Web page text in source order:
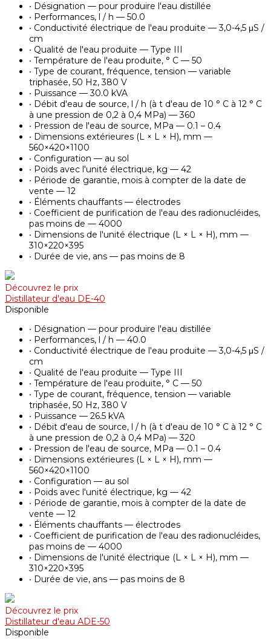
• Désignation — pour produire l'eau distillée
• Performances, l / h — 50.0
• Conductivité électrique de l'eau produite — 3,0-4,5 μS /
cm
• Qualité de l'eau produite — Type III
• Température de l'eau produite, ° С — 50
• Type de courant, fréquence, tension — variable
triphasée, 50 Hz, 380 V
• Puissance — 30.0 kVA
• Débit d'eau de source, l / h (à t d'eau de 10 ° С à 12 ° С
à une pression de 0,2 à 0,4 MPa) — 360
• Pression de l'eau de source, MPa — 0.1 – 0.4
• Dimensions extérieures (L × L × H), mm —
560×420×1100
• Configuration — au sol
• Poids avec l'unité électrique, kg — 42
• Période de garantie, mois à compter de la date de
vente — 12
• Éléments chauffants — électrodes
• Coefficient de purification de l'eau des radionucléides,
pas moins de — 4000
• Dimensions de l'unité électrique (L × L × H), mm —
310×220×395
• Durée de vie, ans — pas moins de 8
Découvrez le prix
Distillateur d'eau DE-40
Disponible
• Désignation — pour produire l'eau distillée
• Performances, l / h — 40.0
• Conductivité électrique de l'eau produite — 3,0-4,5 μS /
cm
• Qualité de l'eau produite — Type III
• Température de l'eau produite, ° С — 50
• Type de courant, fréquence, tension — variable
triphasée, 50 Hz, 380 V
• Puissance — 26.5 kVA
• Débit d'eau de source, l / h (à t d'eau de 10 ° С à 12 ° С
à une pression de 0,2 à 0,4 MPa) — 320
• Pression de l'eau de source, MPa — 0.1 – 0.4
• Dimensions extérieures (L × L × H), mm —
560×420×1100
• Configuration — au sol
• Poids avec l'unité électrique, kg — 42
• Période de garantie, mois à compter de la date de
vente — 12
• Éléments chauffants — électrodes
• Coefficient de purification de l'eau des radionucléides,
pas moins de — 4000
• Dimensions de l'unité électrique (L × L × H), mm —
310×220×395
• Durée de vie, ans — pas moins de 8
Découvrez le prix
Distillateur d'eau АDE-50
Disponible